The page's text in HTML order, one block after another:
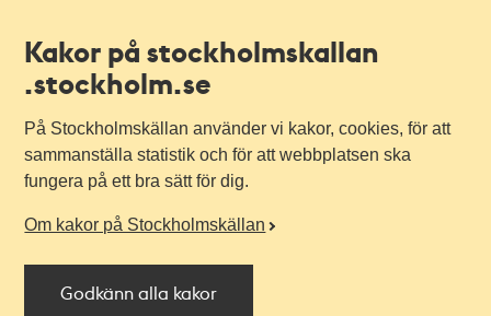
Kakor på stockholmskallan
.stockholm.se
På Stockholmskällan använder vi kakor, cookies, för att
sammanställa statistik och för att webbplatsen ska
fungera på ett bra sätt för dig.
Om kakor på Stockholmskällan
Godkänn alla kakor